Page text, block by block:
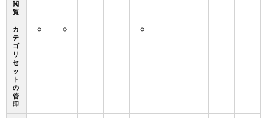
閲
覧
カ
テ
ゴ
リ
セ
ッ
ト
の
管
理
○ ○ ○